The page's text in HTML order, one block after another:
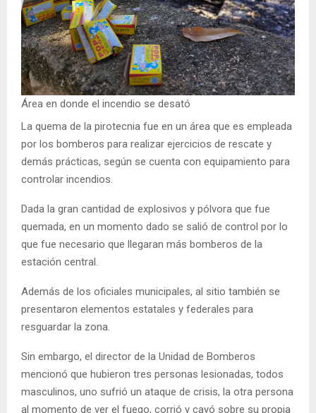
Área en donde el incendio se desató
La quema de la pirotecnia fue en un área que es empleada
por los bomberos para realizar ejercicios de rescate y
demás prácticas, según se cuenta con equipamiento para
controlar incendios.
Dada la gran cantidad de explosivos y pólvora que fue
quemada, en un momento dado se salió de control por lo
que fue necesario que llegaran más bomberos de la
estación central.
Además de los oficiales municipales, al sitio también se
presentaron elementos estatales y federales para
resguardar la zona.
Sin embargo, el director de la Unidad de Bomberos
mencionó que hubieron tres personas lesionadas, todos
masculinos, uno sufrió un ataque de crisis, la otra persona
al momento de ver el fuego, corrió y cayó sobre su propia